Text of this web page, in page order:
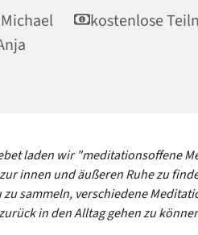
kostenlose
laden wir "meditationsoffene
innen und äußeren Ruhe zu
sammeln, verschiedene
in den Alltag gehen zu